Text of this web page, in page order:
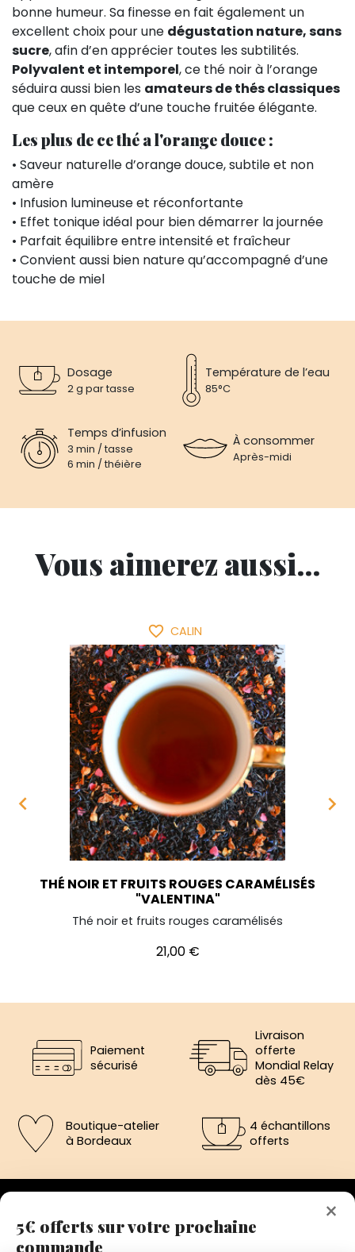
bonne humeur. Sa finesse en fait également un
excellent choix pour une dégustation nature, sans
sucre, afin d’en apprécier toutes les subtilités.
Polyvalent et intemporel, ce thé noir à l’orange
séduira aussi bien les amateurs de thés classiques
que ceux en quête d’une touche fruitée élégante.
Les plus de ce thé a l'orange douce :
• Saveur naturelle d’orange douce, subtile et non
amère
• Infusion lumineuse et réconfortante
• Effet tonique idéal pour bien démarrer la journée
• Parfait équilibre entre intensité et fraîcheur
• Convient aussi bien nature qu’accompagné d’une
touche de miel
Dosage
2 g par tasse
Température de l’eau
85°C
Temps d’infusion
3 min / tasse
6 min / théière
À consommer
Après-midi
Vous aimerez aussi...

favorite_border CALIN
THÉ NOIR ET FRUITS ROUGES CARAMÉLISÉS
"VALENTINA"
Thé noir et fruits rouges caramélisés
Prix
21,00 €

Paiement
sécurisé
Livraison
offerte
Mondial Relay
dès 45€
Boutique-atelier
à Bordeaux
4 échantillons
offerts
×
5€ offerts sur votre prochaine
commande